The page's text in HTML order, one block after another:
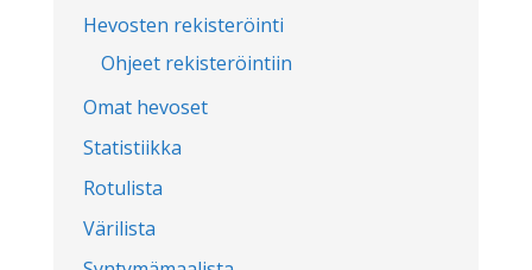
Hevosten rekisteröinti
Ohjeet rekisteröintiin
Omat hevoset
Statistiikka
Rotulista
Värilista